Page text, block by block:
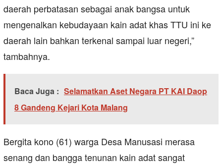
daerah perbatasan sebagai anak bangsa untuk
mengenalkan kebudayaan kain adat khas TTU ini ke
daerah lain bahkan terkenal sampai luar negeri,”
tambahnya.
Baca Juga : Selamatkan Aset Negara PT KAI Daop
8 Gandeng Kejari Kota Malang
Bergita kono (61) warga Desa Manusasi merasa
senang dan bangga tenunan kain adat sangat